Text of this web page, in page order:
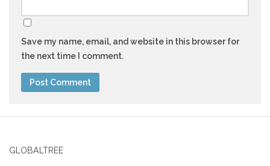
Save my name, email, and website in this browser for
the next time I comment.
GLOBALTREE